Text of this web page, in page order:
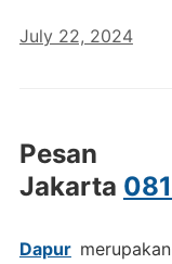
July 22, 2024
Pesan
Jakarta
Dapur